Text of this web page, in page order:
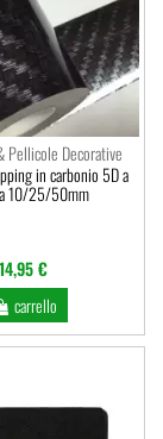
Pellicole Decorative
in carbonio 5D a
10/25/50mm
14,95 €
carrello